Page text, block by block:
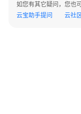
权
方
如您有其它疑问，您也
云宝助手提问
云社